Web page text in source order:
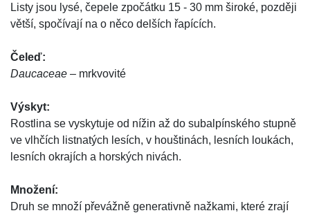
Listy jsou lysé, čepele zpočátku 15 - 30 mm široké, později
větší, spočívají na o něco delších řapících.
Čeleď:
Daucaceae – mrkvovité
Výskyt:
Rostlina se vyskytuje od nížin až do subalpínského stupně
ve vlhčích listnatých lesích, v houštinách, lesních loukách,
lesních okrajích a horských nivách.
Množení:
Druh se množí převážně generativně nažkami, které zrají